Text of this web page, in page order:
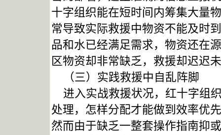
十字组织能在短时间内筹集大量
常导致实际救援中物资不能及时
品和水已经满足需求，物资还在
区物资却非常缺乏，救援却迟迟
（三）实践救援中自乱阵脚
进入实战救援状况，红十字组
处理，怎样分配才能做到效率优
然而由于缺乏一整套操作指南抑